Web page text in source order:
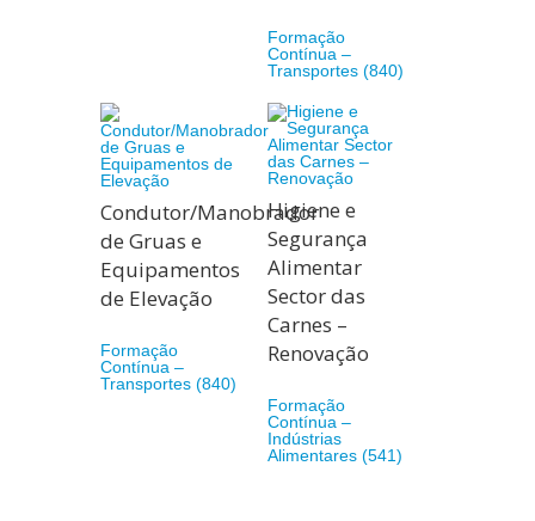
Formação
Contínua –
Transportes (840)
Condutor/Manobrador
de Gruas e
Equipamentos
de Elevação
Formação
Contínua –
Transportes (840)
Higiene e
Segurança
Alimentar
Sector das
Carnes –
Renovação
Formação
Contínua –
Indústrias
Alimentares (541)